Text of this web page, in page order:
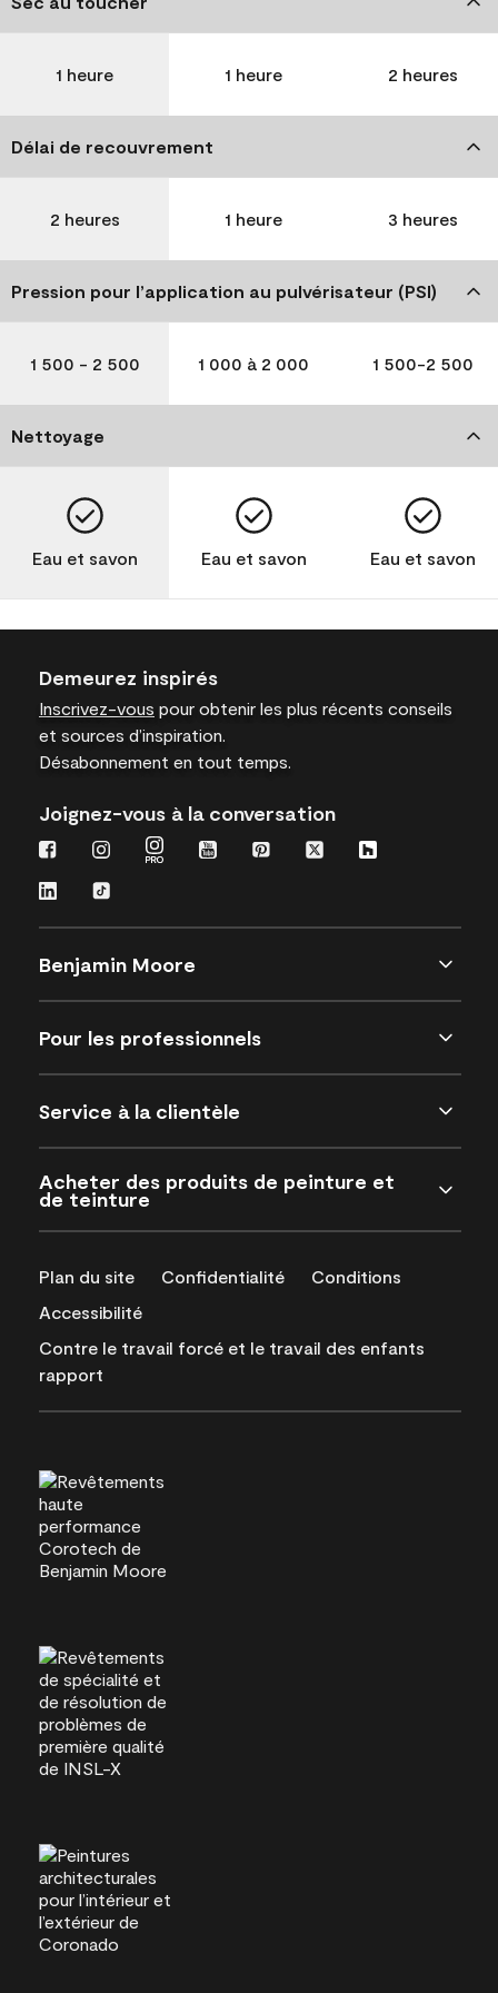
1 heure 1 heure 2 heures
Délai de recouvrement
2 heures 1 heure 3 heures
Pression pour l’application au pulvérisateur (PSI)
1 500 - 2 500 1 000 à 2 000 1 500-2 500
Nettoyage
Eau et savon Eau et savon Eau et savon
Demeurez inspirés
Inscrivez-vous pour obtenir les plus récents conseils
et sources d’inspiration.
Désabonnement en tout temps.
Joignez-vous à la conversation
Benjamin Moore
Pour les professionnels
Service à la clientèle
Acheter des produits de peinture et
de teinture
Plan du site Confidentialité
Conditions
Accessibilité
Contre le travail forcé et le travail des enfants
rapport